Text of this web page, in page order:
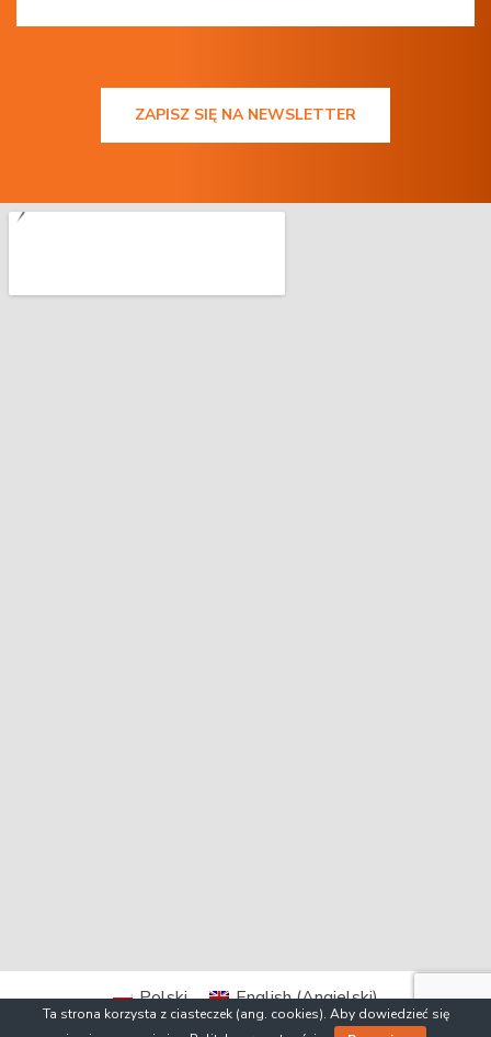
ZAPISZ SIĘ NA NEWSLETTER
Ta strona korzysta z ciasteczek (ang. cookies). Aby dowiedzieć się
Polski English(Angielski)